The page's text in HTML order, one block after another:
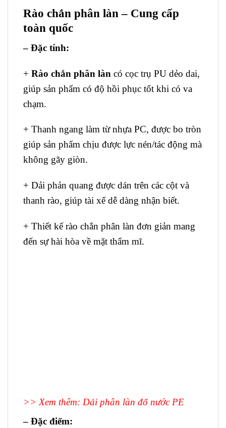
Rào chắn phân làn – Cung cấp
toàn quốc
– Đặc tính:
+ Rào chắn phân làn có cọc trụ PU dẻo dai,
giúp sản phẩm có độ hồi phục tốt khi có va
chạm.
+ Thanh ngang làm từ nhựa PC, được bo tròn
giúp sản phẩm chịu được lực nén/tác động mà
không gãy giòn.
+ Dải phản quang được dán trên các cột và
thanh rào, giúp tài xế dễ dàng nhận biết.
+ Thiết kế rào chắn phân làn đơn giản mang
đến sự hài hòa về mặt thẩm mĩ.
>> Xem thêm: Dải phân làn đổ nước PE
– Đặc điểm: